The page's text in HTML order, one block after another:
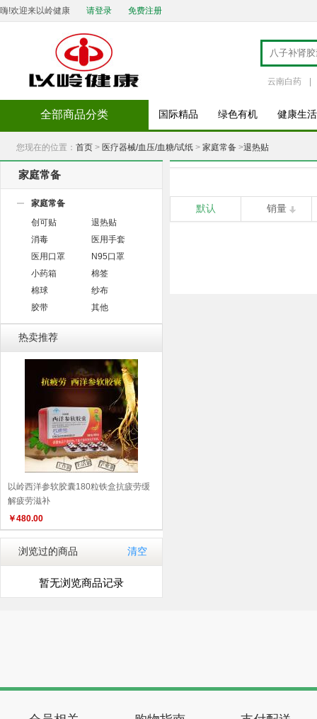
嗨!欢迎来以岭健康 请登录 免费注册
云南白药
全部商品分类 国际精品 绿色有机 健康生活
您现在的位置： 首页 > 医疗器械/血压/血糖/试纸 > 家庭常备 >退热贴
家庭常备
家庭常备
创可贴
退热贴
消毒
医用手套
医用口罩
N95口罩
小药箱
棉签
棉球
纱布
胶带
其他
热卖推荐
以岭西洋参软胶囊180粒铁盒抗疲劳缓
解疲劳滋补
￥480.00
浏览过的商品 清空
暂无浏览商品记录
默认 销量